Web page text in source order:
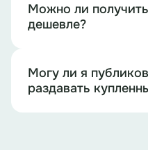
Можно ли
дешевле?
Могу ли я
раздавать